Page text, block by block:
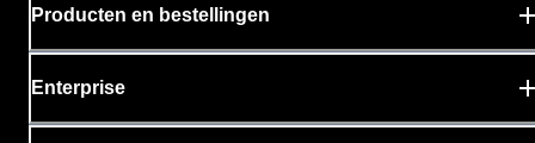
Producten en bestellingen
Enterprise